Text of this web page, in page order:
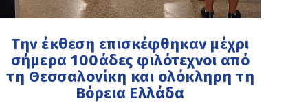
Την έκθεση επισκέφθηκαν μέχρι
σήμερα 100άδες φιλότεχνοι από
τη Θεσσαλονίκη και ολόκληρη τη
Βόρεια Ελλάδα